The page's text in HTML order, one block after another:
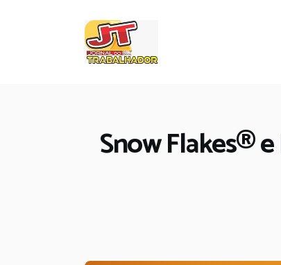
Snow Flakes®